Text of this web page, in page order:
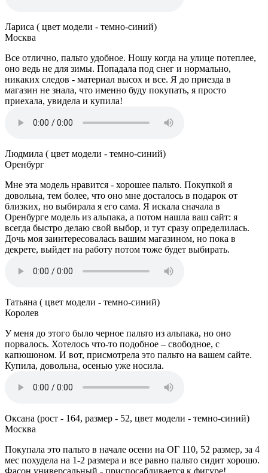
Лариса ( цвет модели - темно-синий)
Москва
Все отлично, пальто удобное. Ношу когда на улице потеплее,
оно ведь не для зимы. Попадала под снег и нормально,
никаких следов - материал высох и все. Я до приезда в
магазин не знала, что именно буду покупать, я просто
приехала, увидела и купила!
Людмила ( цвет модели - темно-синий)
Оренбург
Мне эта модель нравится - хорошее пальто. Покупкой я
довольна, тем более, что оно мне досталось в подарок от
близких, но выбирала я его сама. Я искала сначала в
Оренбурге модель из альпака, а потом нашла ваш сайт: я
всегда быстро делаю свой выбор, и тут сразу определилась.
Дочь моя заинтересовалась вашим магазином, но пока в
декрете, выйдет на работу потом тоже будет выбирать.
Татьяна ( цвет модели - темно-синий)
Королев
У меня до этого было черное пальто из альпака, но оно
порвалось. Хотелось что-то подобное – свободное, с
капюшоном. И вот, присмотрела это пальто на вашем сайте.
Купила, довольна, осенью уже носила.
Оксана (рост - 164, размер - 52, цвет модели - темно-синий)
Москва
Покупала это пальто в начале осени на ОГ 110, 52 размер, за 4
мес похудела на 1-2 размера и все равно пальто сидит хорошо.
Фасон универсальный - приспосабливается к фигуре!